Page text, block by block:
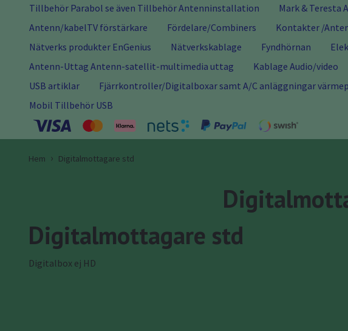
Tillbehör Parabol se även Tillbehör Antenninstallation
Mark & Teresta
Antenn/kabelTV förstärkare
Fördelare/Combiners Kontakter /
Nätverks produkter EnGenius
Nätverkskablage Fyndhörnan
Antenn-Uttag Antenn-satellit-multimedia uttag
Kablage Audio/video
USB artiklar
Fjärrkontroller/Digitalboxar samt A/C anläggningar
Mobil Tillbehör USB
Hem Digitalmottagare std
Digitalmottagare std
Digitalbox ej HD